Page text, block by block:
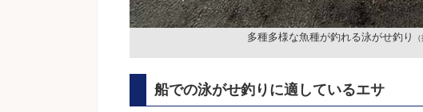
多種多様な魚種が釣れる泳がせ釣り
船での泳がせ釣りに適しているエサ